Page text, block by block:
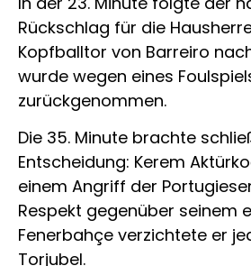
Rückschlag für die
Kopfballtor von Barreiro
wurde wegen eines
zurückgenommen.
Die 35. Minute brachte
Entscheidung: Kerem
einem Angriff der
Respekt gegenüber seinem
Fenerbahçe verzichtete er
Torjubel.